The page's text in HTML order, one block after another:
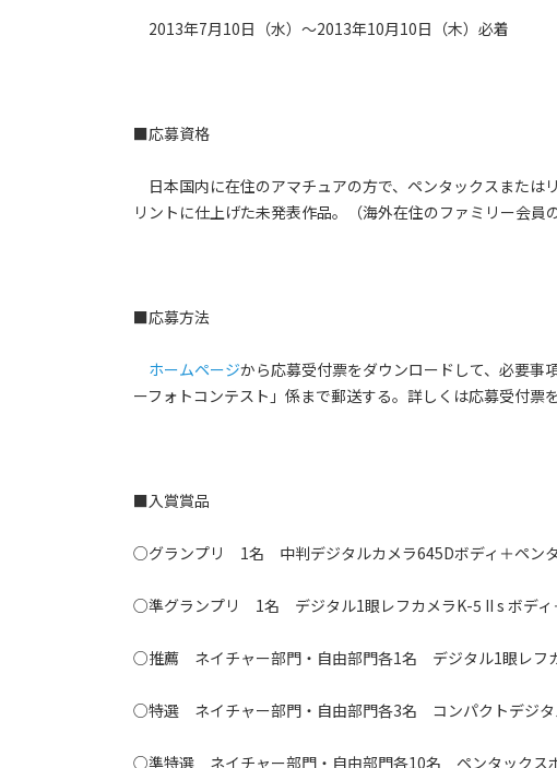
2013年7月10日（水）～2013年10月10日（木）必着
■応募資格
日本国内に在住のアマチュアの方で、ペンタックスまたは
リントに仕上げた未発表作品。（海外在住のファミリー会員
■応募方法
ホームページから応募受付票をダウンロードして、必要事
ーフォトコンテスト」係まで郵送する。詳しくは応募受付票を
■入賞賞品
○グランプリ 1名 中判デジタルカメラ645Dボディ＋ペン
○準グランプリ 1名 デジタル1眼レフカメラK-5 II s ボディ
○推薦 ネイチャー部門・自由部門各1名 デジタル1眼レフ
○特選 ネイチャー部門・自由部門各3名 コンパクトデジ
○準特選 ネイチャー部門・自由部門各10名 ペンタックス